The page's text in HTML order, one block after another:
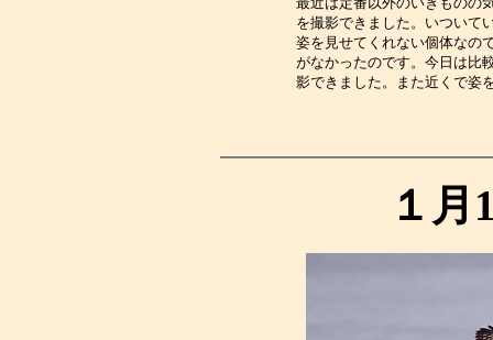
を撮影できました。いついて
姿を見せてくれない個体なの
がなかったのです。今日は比
影できました。また近く
１月